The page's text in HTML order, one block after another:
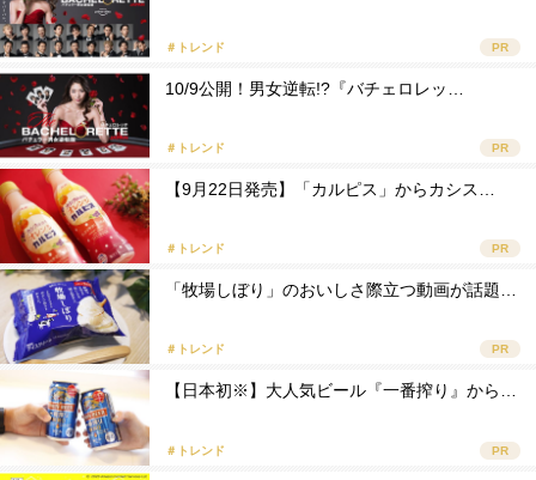
＃トレンド PR
10/9公開！男女逆転!?『バチェロレッ…
＃トレンド PR
【9月22日発売】「カルピス」からカシス…
＃トレンド PR
「牧場しぼり」のおいしさ際立つ動画が話題…
＃トレンド PR
【日本初※】大人気ビール『一番搾り』から…
＃トレンド PR